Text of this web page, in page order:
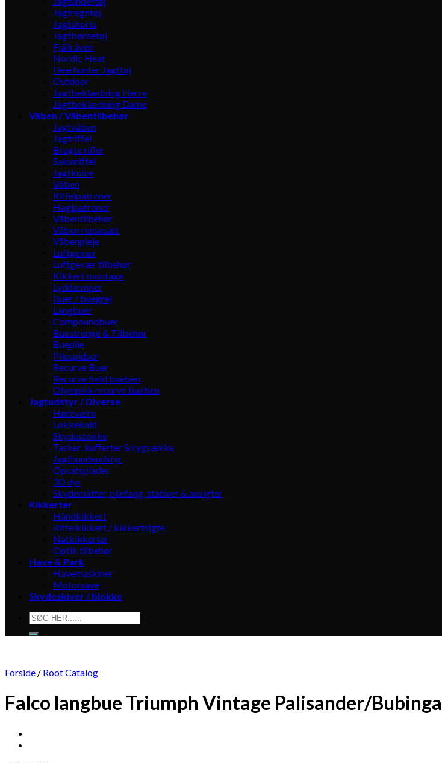
Jagtregntøj
Jagtshorts
Jagtbørnetøj
Fjällräven
Nordic Heat
Deerhunter Jagttøj
Outdoor
Jagtbeklædning Herre
Jagtbeklædning Dame
Våben / Våbentilbehør
Jagtvåben
Jagtriffel
Brugte rifler
Salonriffel
Jagtknive
Våben
Riffelpatroner
Haglpatroner
Våbentilbehør
Våben rensesæt
Våbenpleje
Luftgevær
Luftgevær tilbehør
Kikkert montage
Lyddæmper
Buer / buegrej
Langbuer
Compoundbuer
Buestrenge & Tilbehør
Buepile
Pilespidser
Recurve Buer
Recurve field bueben
Olympisk recurve bueben
Jagtudstyr / Diverse
Høreværn
Lokkekald
Skydestokke
Tasker, kufferter & rygsække
Jagthundeudstyr
Opsatsplader
3D dyr
Skydemåtter, pilefang, stativer & ansigter
Kikkerter
Håndkikkert
Riffelkikkert / kikkertsigte
Natkikkerter
Optik tilbehør
Have & Park
Havemaskiner
Motorsave
Skydeskiver / blokke
Søg
efter:
Forside / Root Catalog
Falco langbue Triumph Vintage Palisander/